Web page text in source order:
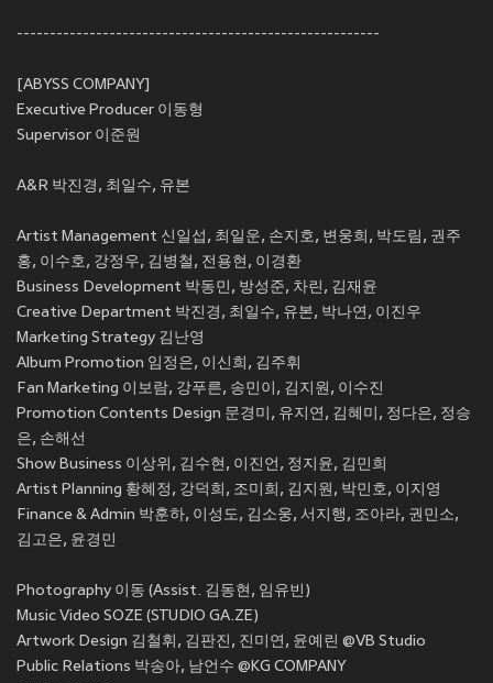
-------------------------------------------------------
[ABYSS COMPANY]
Executive Producer 이동형
Supervisor 이준원
A&R 박진경, 최일수, 유본
Artist Management 신일섭, 최일운, 손지호, 변웅희, 박도림, 권주
홍, 이수호, 강정우, 김병철, 전용현, 이경환
Business Development 박동민, 방성준, 차린, 김재윤
Creative Department 박진경, 최일수, 유본, 박나연, 이진우
Marketing Strategy 김난영
Album Promotion 임정은, 이신희, 김주휘
Fan Marketing 이보람, 강푸른, 송민이, 김지원, 이수진
Promotion Contents Design 문경미, 유지연, 김혜미, 정다은, 정승
은, 손해선
Show Business 이상위, 김수현, 이진언, 정지윤, 김민희
Artist Planning 황혜정, 강덕희, 조미희, 김지원, 박민호, 이지영
Finance & Admin 박훈하, 이성도, 김소웅, 서지행, 조아라, 권민소,
김고은, 윤경민
Photography 이동 (Assist. 김동현, 임유빈)
Music Video SOZE (STUDIO GA.ZE)
Artwork Design 김철휘, 김판진, 진미연, 윤예린 @VB Studio
Public Relations 박송아, 남언수 @KG COMPANY